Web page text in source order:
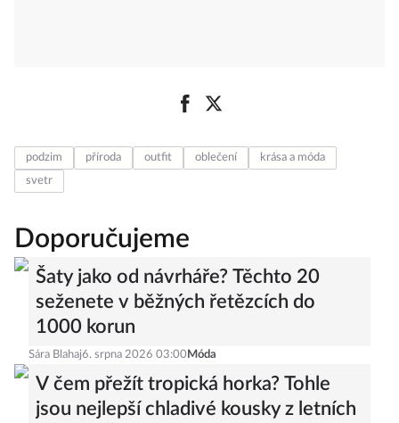
podzim příroda outfit oblečení
krása a móda
svetr
Doporučujeme
Šaty jako od návrháře? Těchto 20
seženete v běžných řetězcích do
1000 korun
Sára Blahaj6. srpna 2026 03:00 Móda
V čem přežít tropická horka? Tohle
jsou nejlepší chladivé kousky z letních